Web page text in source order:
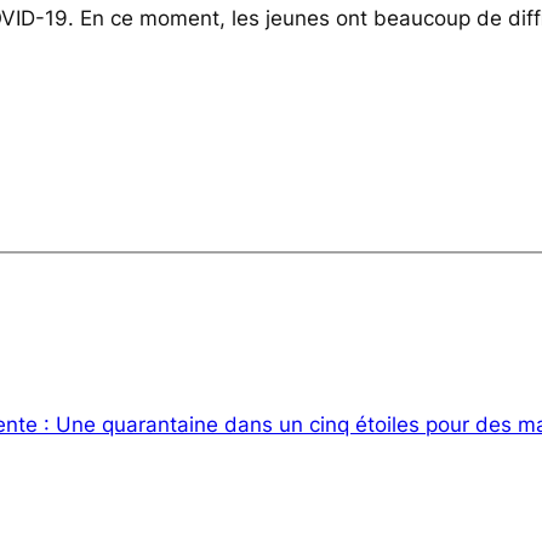
19. En ce moment, les jeunes ont beaucoup de
: Une quarantaine dans un cinq étoiles pour des